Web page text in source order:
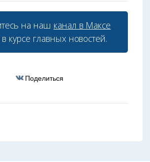
на наш канал в Максе
курсе главных новостей.
Поделиться